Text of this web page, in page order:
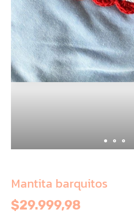
Mantita barquitos
$29.999,98